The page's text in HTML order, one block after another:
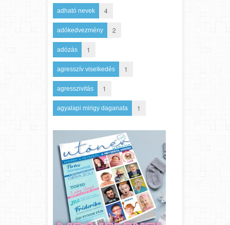
adható nevek 4
adókedvezmény 2
adózás 1
agresszív viselkedés 1
agresszivitás 1
agyalapi mirigy daganata 1